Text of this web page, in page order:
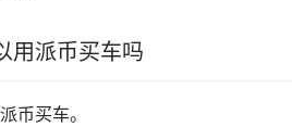
用派币买车吗
币买车。